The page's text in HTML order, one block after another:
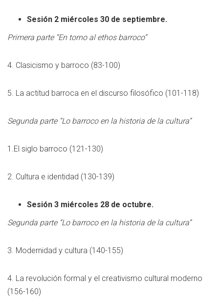
Sesión 2 miércoles 30 de septiembre.
Primera parte “En torno al ethos barroco”
4. Clasicismo y barroco (83-100)
5. La actitud barroca en el discurso filosófico (101-118)
Segunda parte “Lo barroco en la historia de la cultura”
1.El siglo barroco (121-130)
2. Cultura e identidad (130-139)
Sesión 3 miércoles 28 de octubre.
Segunda parte “Lo barroco en la historia de la cultura”
3. Modernidad y cultura (140-155)
4. La revolución formal y el creativismo cultural moderno
(156-160)